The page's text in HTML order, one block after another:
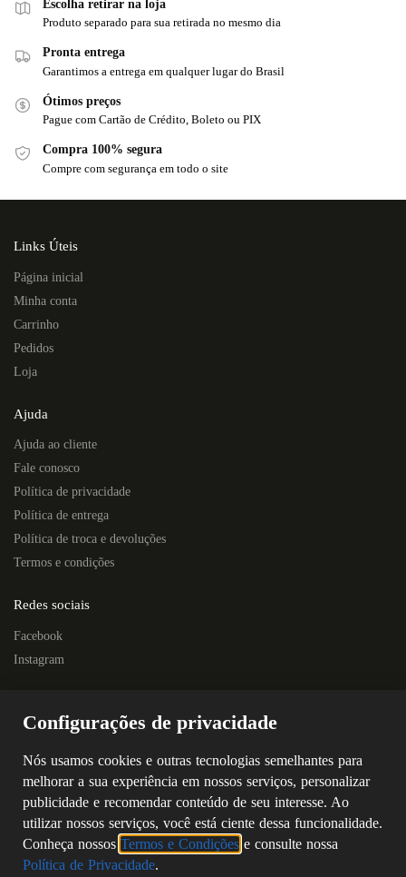
Escolha retirar na loja
Produto separado para sua retirada no mesmo dia
Pronta entrega
Garantimos a entrega em qualquer lugar do Brasil
Ótimos preços
Pague com Cartão de Crédito, Boleto ou PIX
Compra 100% segura
Compre com segurança em todo o site
Links Úteis
Página inicial
Minha conta
Carrinho
Pedidos
Loja
Ajuda
Ajuda ao cliente
Fale conosco
Política de privacidade
Política de entrega
Política de troca e devoluções
Termos e condições
Redes sociais
Facebook
Instagram
Rua Quintino Bocaiúva, 445E – Centro
Próximo à Escola Prof. Nelson Horostecki
CEP: 89802-250
(49) 3323-4687
(49) 98805-5869
Configurações de privacidade
Nós usamos cookies e outras tecnologias semelhantes para
melhorar a sua experiência em nossos serviços, personalizar
publicidade e recomendar conteúdo de seu interesse. Ao
utilizar nossos serviços, você está ciente dessa funcionalidade.
Conheça nossos Termos e Condições e consulte nossa
Política de Privacidade.